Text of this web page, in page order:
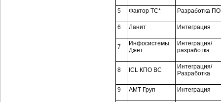
5 Фактор ТС* Разработка ПО
6 Ланит Интеграция
7
Инфосистемы
Джет
Интеграция/
разработка
8 ICL КПО ВС
Интеграция/
Разработка
9 АМТ Груп Интеграция